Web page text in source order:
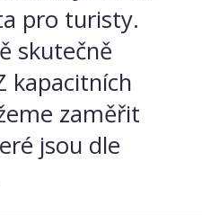
pro turisty.
skutečně
kapacitních
zaměřit
jsou dle